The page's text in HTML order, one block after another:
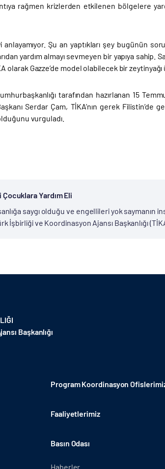
rağmen krizlerden etkilenen bölgelere
anlayamıyor. Şu an yaptıkları şey bugünün
yardım almayı sevmeyen bir yapıya sahip.
Gazze’de model olabilecek bir zeytinyağı
tarafından hazırlanan 15
Serdar Çam, TİKA’nın gerek
vurguladı.
Yardım Eli
saygı olduğu ve engellileri yok saymanın
İşbirliği ve Koordinasyon Ajansı Başkanlığı
Başkanlığı
Program Koordinasyon
Faaliyetlerimiz
Basın Odası
Haberler